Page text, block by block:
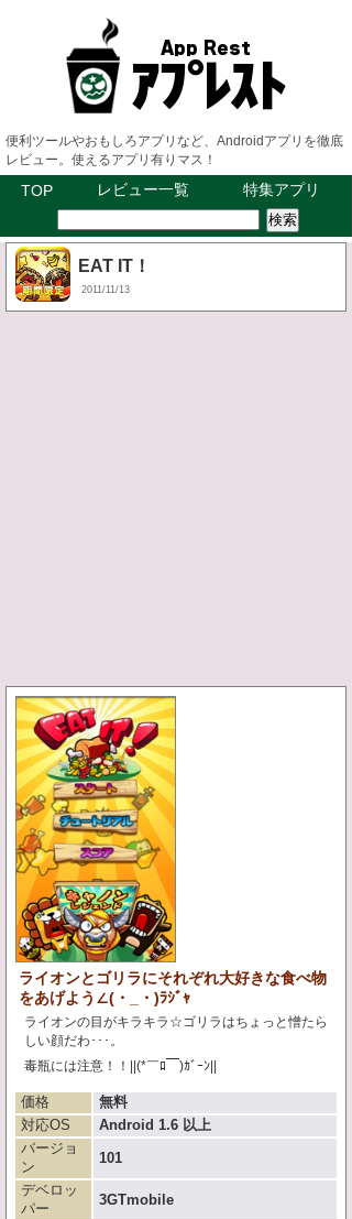
便利ツールやおもしろアプリなど、Androidアプリを徹底
レビュー。使えるアプリ有りマス！
TOP レビュー一覧 特集アプリ
EAT IT！
2011/11/13
ライオンとゴリラにそれぞれ大好きな食べ物
をあげよう∠(・_・)ﾗｼﾞｬ
ライオンの目がキラキラ☆ゴリラはちょっと憎たら
しい顔だわ･･･。
毒瓶には注意！！||(*￣ﾛ￣)ｶﾞｰﾝ||
価格
無料
対応OS
Android 1.6 以上
バージョ
ン
101
デベロッ
パー
3GTmobile